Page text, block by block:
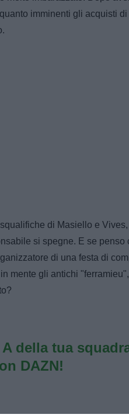
imminenti gli acquisti
di Masiello e
si spegne. E se penso
di una festa di
mente gli antichi
della tua
DAZN!